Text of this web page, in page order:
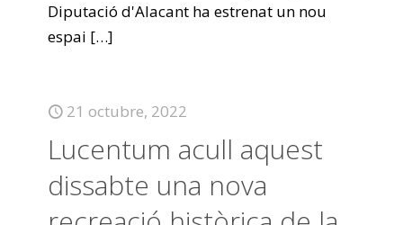
Diputació d'Alacant ha estrenat un nou
espai […]
21 octubre, 2022
Lucentum acull aquest
dissabte una nova